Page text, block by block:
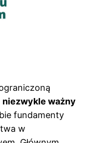
niezwykle ważny
fundamenty
w